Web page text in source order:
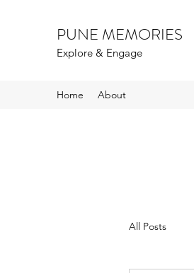
PUNE MEMORIES
Explore & Engage
Home About
All Posts